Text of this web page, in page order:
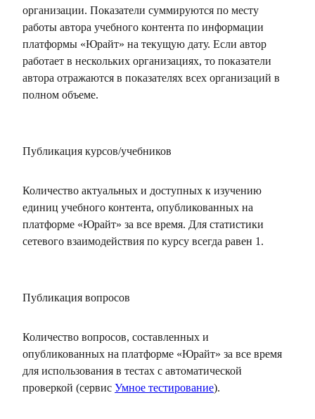
организации. Показатели суммируются по месту
работы автора учебного контента по информации
платформы «Юрайт» на текущую дату. Если автор
работает в нескольких организациях, то показатели
автора отражаются в показателях всех организаций в
полном объеме.
Публикация курсов/учебников
Количество актуальных и доступных к изучению
единиц учебного контента, опубликованных на
платформе «Юрайт» за все время. Для статистики
сетевого взаимодействия по курсу всегда равен 1.
Публикация вопросов
Количество вопросов, составленных и
опубликованных на платформе «Юрайт» за все время
для использования в тестах с автоматической
проверкой (сервис Умное тестирование).